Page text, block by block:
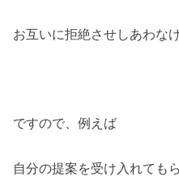
お互いに拒絶させしあわな
ですので、例えば
自分の提案を受け入れても